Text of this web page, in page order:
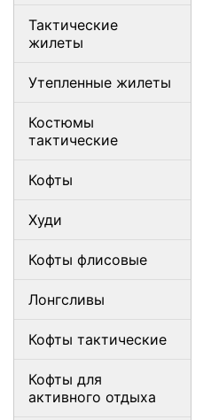
Тактические
жилеты
Утепленные жилеты
Костюмы
тактические
Кофты
Худи
Кофты флисовые
Лонгсливы
Кофты тактические
Кофты для
активного отдыха